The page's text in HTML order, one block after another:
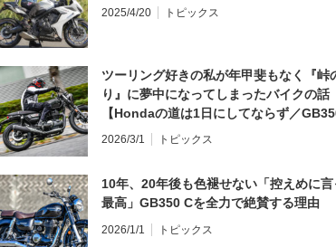
2025/4/20 トピックス
ツーリング好きの私が年甲斐もなく『峠
り』に夢中になってしまったバイクの話
【Hondaの道は1日にしてならず／
インプレ・レビュー 前編】
2026/3/1 トピックス
10年、20年後も色褪せない「控えめに言
最高」GB350 Cを全力で絶賛する理由
2026/1/1 トピックス